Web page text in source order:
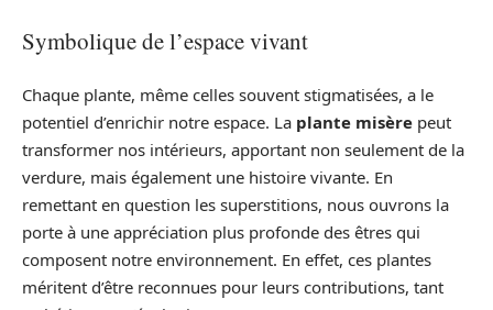
Symbolique de l’espace vivant
Chaque plante, même celles souvent stigmatisées, a le
potentiel d’enrichir notre espace. La plante misère peut
transformer nos intérieurs, apportant non seulement de la
verdure, mais également une histoire vivante. En
remettant en question les superstitions, nous ouvrons la
porte à une appréciation plus profonde des êtres qui
composent notre environnement. En effet, ces plantes
méritent d’être reconnues pour leurs contributions, tant